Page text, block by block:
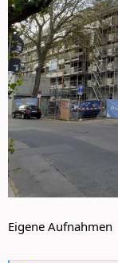
Eigene Aufnahmen